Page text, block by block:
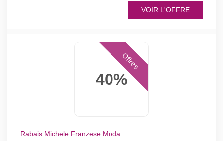
VOIR L'OFFRE
40%
Offres
Rabais Michele Franzese Moda